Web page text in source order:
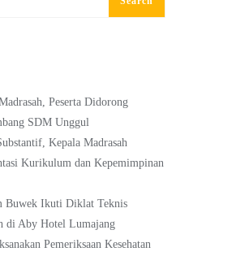
Peserta Didorong
SDM Unggul
Kepala Madrasah
Kurikulum dan Kepemimpinan
Buwek Ikuti Diklat Teknis
di Aby Hotel Lumajang
Pemeriksaan Kesehatan